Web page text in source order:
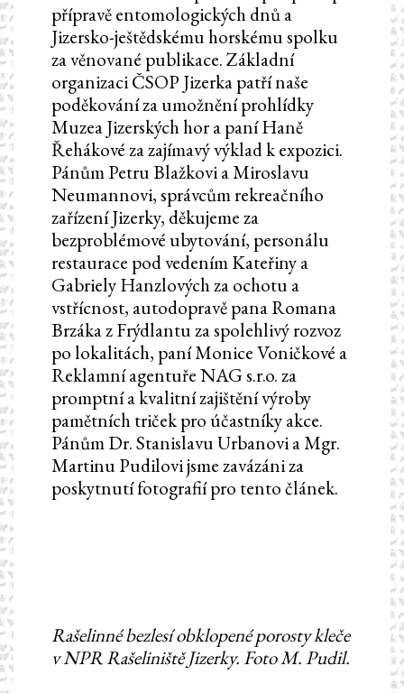
přípravě entomologických dnů a
Jizersko-ještědskému horskému spolku
za věnované publikace. Základní
organizaci ČSOP Jizerka patří naše
poděkování za umožnění prohlídky
Muzea Jizerských hor a paní Haně
Řehákové za zajímavý výklad k expozici.
Pánům Petru Blažkovi a Miroslavu
Neumannovi, správcům rekreačního
zařízení Jizerky, děkujeme za
bezproblémové ubytování, personálu
restaurace pod vedením Kateřiny a
Gabriely Hanzlových za ochotu a
vstřícnost, autodopravě pana Romana
Brzáka z Frýdlantu za spolehlivý rozvoz
po lokalitách, paní Monice Voničkové a
Reklamní agentuře NAG s.r.o. za
promptní a kvalitní zajištění výroby
pamětních triček pro účastníky akce.
Pánům Dr. Stanislavu Urbanovi a Mgr.
Martinu Pudilovi jsme zavázáni za
poskytnutí fotografií pro tento článek.
Rašelinné bezlesí obklopené porosty kleče
v NPR Rašeliniště Jizerky. Foto M. Pudil.